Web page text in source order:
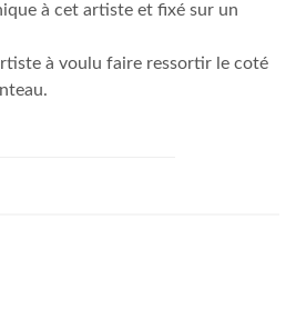
à cet artiste et fixé sur un
à voulu faire ressortir le coté